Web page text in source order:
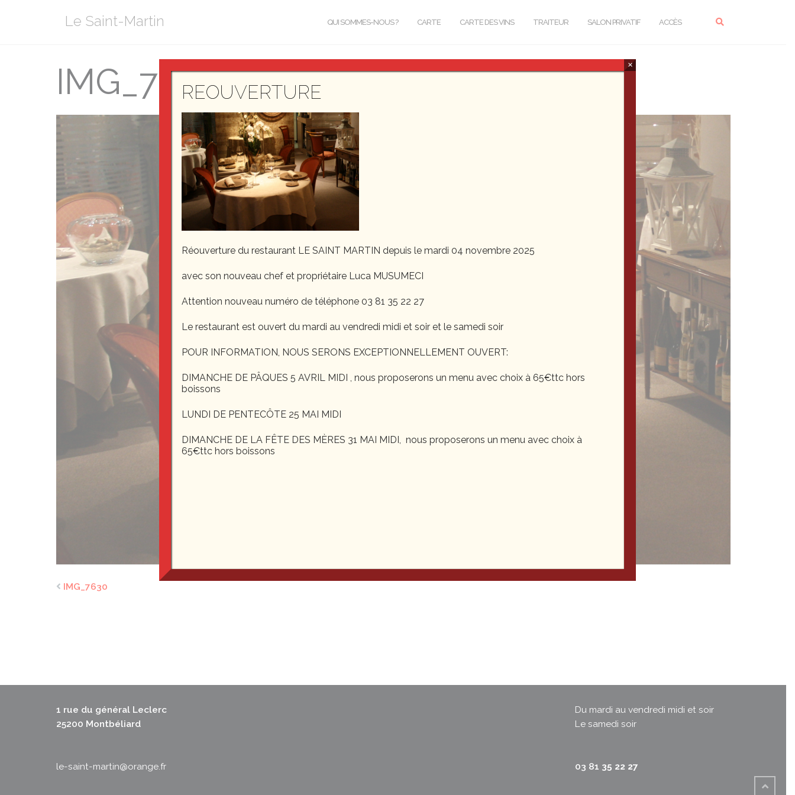
Le Saint-Martin QUI SOMMES-NOUS ? CARTE CARTE DES VINS TRAITEUR SALON PRIVATIF ACCÈS
IMG_7630
IMG_7630
1 rue du général Leclerc
25200 Montbéliard
le-saint-martin@orange.fr
Du mardi au vendredi midi et soir
Le samedi soir
03 81 35 22 27
REOUVERTURE
Réouverture du restaurant LE SAINT MARTIN depuis le mardi 04 novembre 2025
avec son nouveau chef et propriétaire Luca MUSUMECI
Attention nouveau numéro de téléphone 03 81 35 22 27
Le restaurant est ouvert du mardi au vendredi midi et soir et le samedi soir
POUR INFORMATION, NOUS SERONS EXCEPTIONNELLEMENT OUVERT:
DIMANCHE DE PÂQUES 5 AVRIL MIDI , nous proposerons un menu avec choix à 65€ttc hors
boissons
LUNDI DE PENTECÔTE 25 MAI MIDI
DIMANCHE DE LA FÊTE DES MÈRES 31 MAI MIDI, nous proposerons un menu avec choix à
65€ttc hors boissons
×